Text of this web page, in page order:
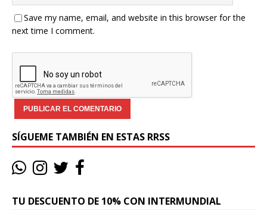
Save my name, email, and website in this browser for the
next time I comment.
SÍGUEME TAMBIÉN EN ESTAS RRSS
TU DESCUENTO DE 10% CON INTERMUNDIAL